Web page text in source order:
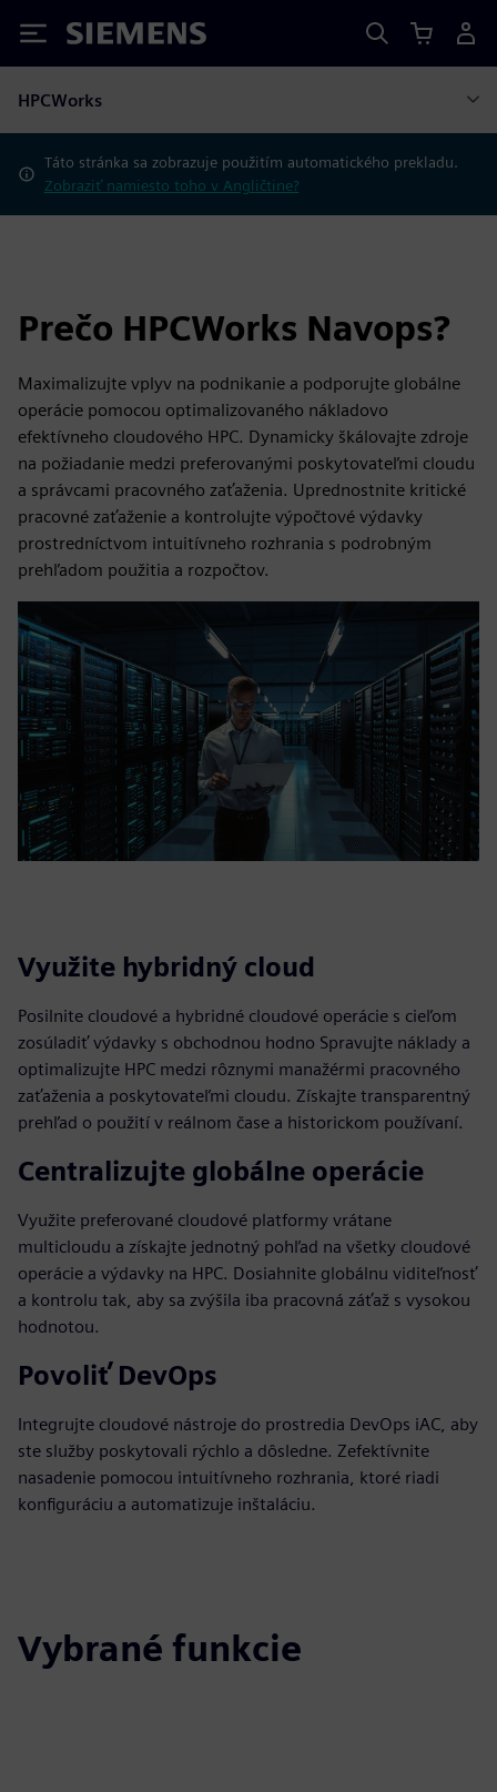
Siemens
HPCWorks
Táto stránka sa zobrazuje použitím automatického prekladu.
Zobraziť namiesto toho v Angličtine?
Prečo HPCWorks Navops?
Maximalizujte vplyv na podnikanie a podporujte globálne
operácie pomocou optimalizovaného nákladovo
efektívneho cloudového HPC. Dynamicky škálovajte zdroje
na požiadanie medzi preferovanými poskytovateľmi cloudu
a správcami pracovného zaťaženia. Uprednostnite kritické
pracovné zaťaženie a kontrolujte výpočtové výdavky
prostredníctvom intuitívneho rozhrania s podrobným
prehľadom použitia a rozpočtov.
Využite hybridný cloud
Posilnite cloudové a hybridné cloudové operácie s cieľom
zosúladiť výdavky s obchodnou hodno Spravujte náklady a
optimalizujte HPC medzi rôznymi manažérmi pracovného
zaťaženia a poskytovateľmi cloudu. Získajte transparentný
prehľad o použití v reálnom čase a historickom používaní.
Centralizujte globálne operácie
Využite preferované cloudové platformy vrátane
multicloudu a získajte jednotný pohľad na všetky cloudové
operácie a výdavky na HPC. Dosiahnite globálnu viditeľnosť
a kontrolu tak, aby sa zvýšila iba pracovná záťaž s vysokou
hodnotou.
Povoliť DevOps
Integrujte cloudové nástroje do prostredia DevOps iAC, aby
ste služby poskytovali rýchlo a dôsledne. Zefektívnite
nasadenie pomocou intuitívneho rozhrania, ktoré riadi
konfiguráciu a automatizuje inštaláciu.
Vybrané funkcie